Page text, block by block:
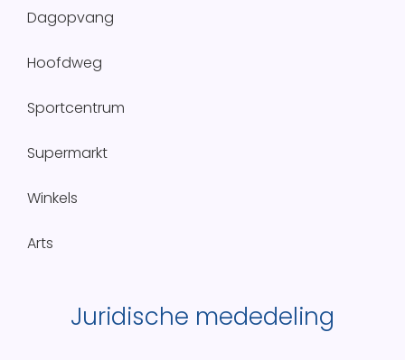
Dagopvang
Hoofdweg
Sportcentrum
Supermarkt
Winkels
Arts
Juridische mededeling